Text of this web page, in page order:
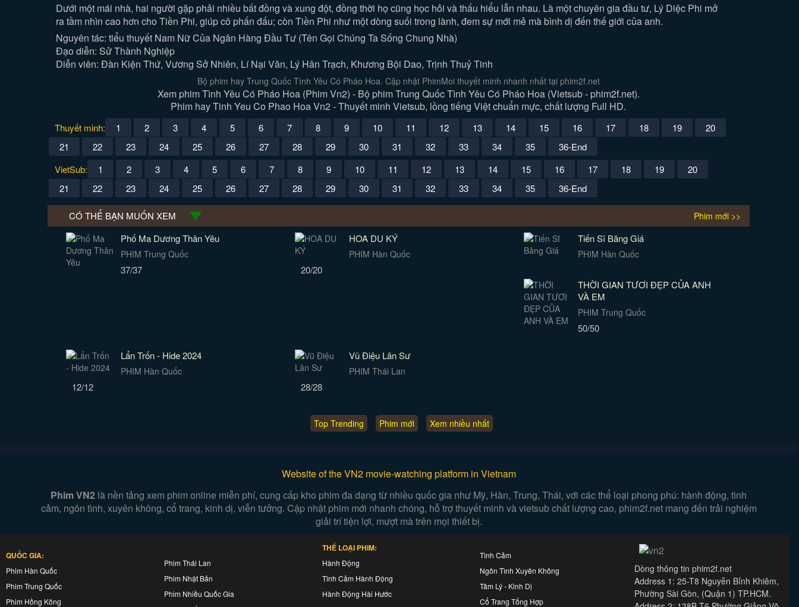
Dưới một mái nhà, hai người gặp phải nhiều bất đồng và xung đột, đồng thời họ cũng học hỏi và thấu hiểu lẫn nhau. Là một chuyên gia đầu tư, Lý Diệc Phi mở
ra tầm nhìn cao hơn cho Tiền Phi, giúp cô phấn đấu; còn Tiền Phi như một dòng suối trong lành, đem sự mới mẻ mà bình dị đến thế giới của anh.
Nguyên tác: tiểu thuyết Nam Nữ Của Ngân Hàng Đầu Tư (Tên Gọi Chúng Ta Sống Chung Nhà)
Đạo diễn: Sử Thành Nghiệp
Diễn viên: Đàn Kiện Thứ, Vương Sở Nhiên, Lí Nại Văn, Lý Hân Trạch, Khương Bội Dao, Trịnh Thuỷ Tinh
Bộ phim hay Trung Quốc Tình Yêu Có Pháo Hoa. Cập nhật PhimMoi thuyết minh nhanh nhất tại phim2f.net
Xem phim Tình Yêu Có Pháo Hoa (Phim Vn2) - Bộ phim Trung Quốc Tình Yêu Có Pháo Hoa (Vietsub - phim2f.net).
Phim hay Tinh Yeu Co Phao Hoa Vn2 - Thuyết minh Vietsub, lồng tiếng Việt chuẩn mực, chất lượng Full HD.
Thuyết minh: 1 2 3 4 5 6 7 8 9 10 11 12 13 14 15 16 17 18 19
20
21
22 23 24 25 26 27 28 29 30 31 32 33 34 35
36-End
VietSub:
1 2 3 4 5 6 7 8 9 10 11 12 13 14 15 16 17 18 19
20
21
22 23 24 25 26 27 28 29 30 31 32 33 34 35 36-End
CÓ THỂ BẠN MUỐN XEM Phim mới >>
Phố Ma Dương Thân Yêu
PHIM Trung Quốc
37/37
HOA DU KÝ
PHIM Hàn Quốc
20/20
Tiến Sĩ Băng Giá
PHIM Hàn Quốc
THỜI GIAN TƯƠI ĐẸP CỦA ANH
VÀ EM
PHIM Trung Quốc
50/50
Lẩn Trốn - Hide 2024
PHIM Hàn Quốc
12/12
Vũ Điệu Lân Sư
PHIM Thái Lan
28/28
Top Trending Phim mới Xem nhiều nhất
Website of the VN2 movie-watching platform in Vietnam
Phim VN2 là nền tảng xem phim online miễn phí, cung cấp kho phim đa dạng từ nhiều quốc gia như Mỹ, Hàn, Trung, Thái, với các thể loại phong phú: hành động, tình
cảm, ngôn tình, xuyên không, cổ trang, kinh dị, viễn tưởng. Cập nhật phim mới nhanh chóng, hỗ trợ thuyết minh và vietsub chất lượng cao, phim2f.net mang đến trải nghiệm
giải trí tiện lợi, mượt mà trên mọi thiết bị.
QUỐC GIA:
Phim Hàn Quốc
Phim Trung Quốc
Phim Hồng Kông
Phim Thái Lan
Phim Nhật Bản
Phim Nhiều Quốc Gia
THỂ LOẠI PHIM:
Hành Động
Tình Cảm Hành Động
Hành Động Hài Hước
Tình Cảm
Ngôn Tình Xuyên Không
Tâm Lý - Kinh Dị
Cổ Trang Tổng Hợp
Dòng thông tin phim2f.net
Address 1: 25-T8 Nguyễn Bỉnh Khiêm,
Phường Sài Gòn, (Quận 1) TP.HCM.